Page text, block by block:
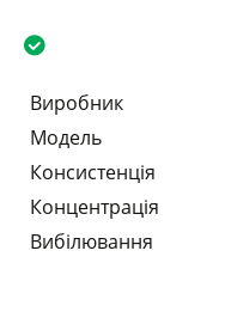
Виробник
Модель
Консистенція
Концентрація
Вибілювання